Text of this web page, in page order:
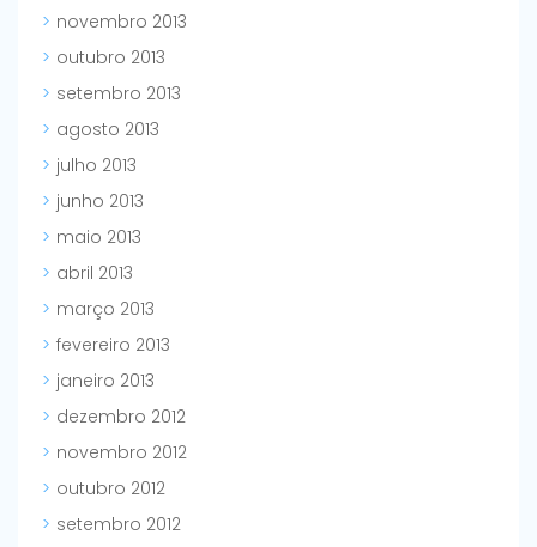
novembro 2013
outubro 2013
setembro 2013
agosto 2013
julho 2013
junho 2013
maio 2013
abril 2013
março 2013
fevereiro 2013
janeiro 2013
dezembro 2012
novembro 2012
outubro 2012
setembro 2012